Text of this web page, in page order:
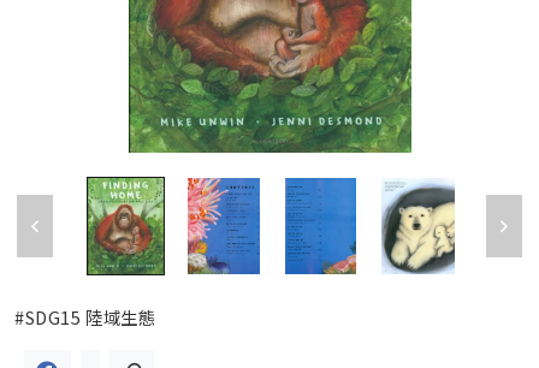
#SDG15 陸域生態